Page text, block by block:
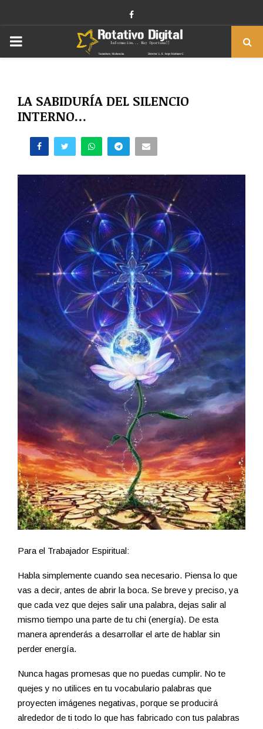
Facebook
PRIMARY
LA SABIDURÍA DEL SILENCIO
INTERNO…
Para el Trabajador Espiritual:
Habla simplemente cuando sea necesario. Piensa lo que
vas a decir, antes de abrir la boca. Se breve y preciso, ya
que cada vez que dejes salir una palabra, dejas salir al
mismo tiempo una parte de tu chi (energía). De esta
manera aprenderás a desarrollar el arte de hablar sin
perder energía.
Nunca hagas promesas que no puedas cumplir. No te
quejes y no utilices en tu vocabulario palabras que
proyecten imágenes negativas, porque se producirá
alrededor de ti todo lo que has fabricado con tus palabras